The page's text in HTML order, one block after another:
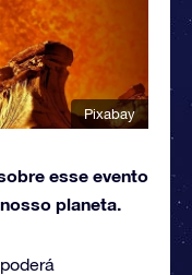
Pixabay
esse evento
planeta.